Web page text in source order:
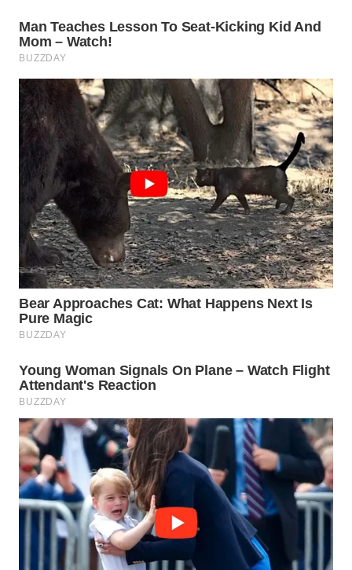
WN
NIAS
WN
LANGKAT
WN
TAPANULI
SELATAN
WN
TANJUNG
LESUNG
WN
KARO
SIMALUNGUN
WN
LABUHANBATU
WN
TAPANULI
TENGAH
WN DELI
SERDANG